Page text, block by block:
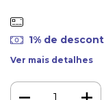
1% de
Ver mais detalhes